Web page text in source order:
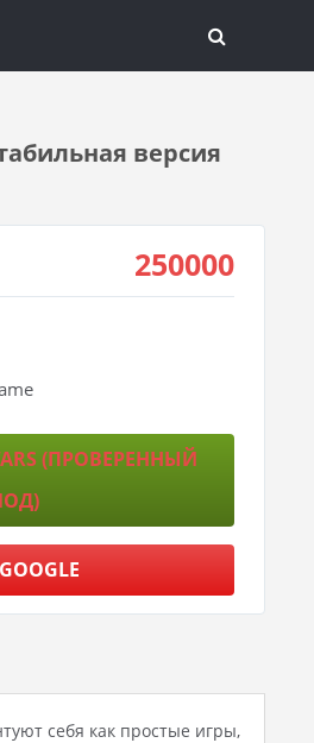
версия
250000
(ПРОВЕРЕННЫЙ
себя как простые игры,